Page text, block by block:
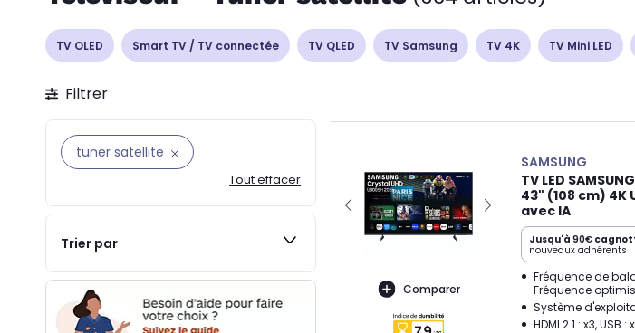
TV OLED Smart TV / TV connectée TV QLED TV Samsung TV 4K TV Mini LED
Filtrer
tuner satellite
Tout effacer
Trier par
Comparer
SAMSUNG
TV LED
43" (108 cm) 4K
avec IA
Jusqu'à 90€
nouveaux adhérents
Fréquence de
Fréquence
Système
HDMI 2.1 : x3, USB :